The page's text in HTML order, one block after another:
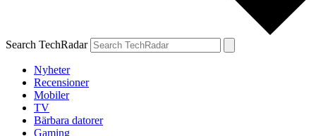
Search TechRadar
Nyheter
Recensioner
Mobiler
TV
Bärbara datorer
Gaming